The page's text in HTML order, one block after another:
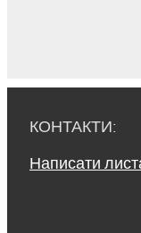
КОНТАКТИ:
Написати